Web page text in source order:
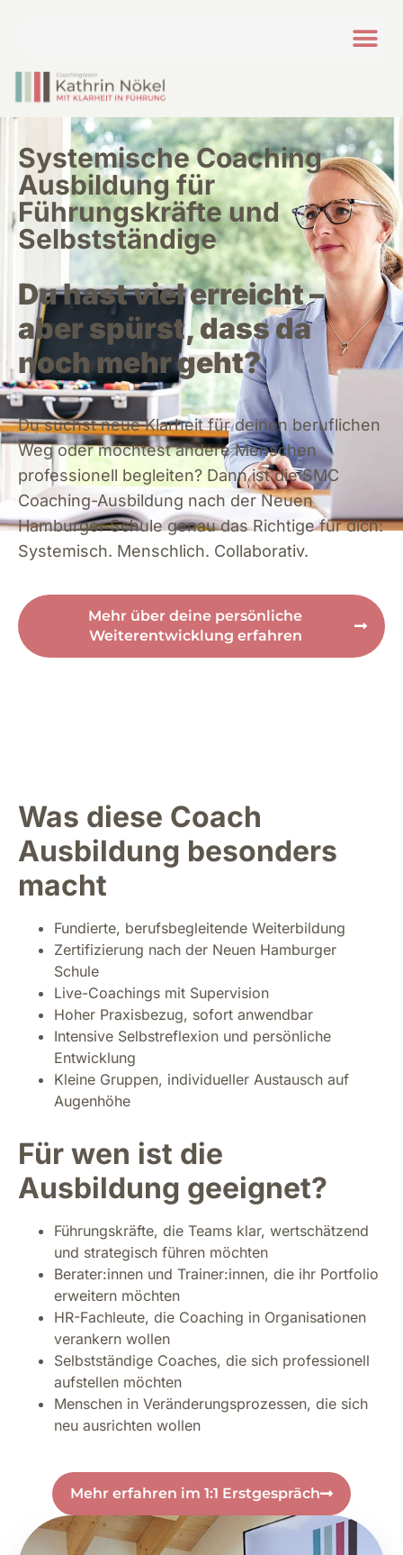
Systemische Coaching
Ausbildung für
Führungskräfte und
Selbstständige
Du hast viel erreicht –
aber spürst, dass da
noch mehr geht?
Du suchst neue Klarheit für deinen beruflichen
Weg oder möchtest andere Menschen
professionell begleiten? Dann ist die SMC
Coaching-Ausbildung nach der Neuen
Hamburger Schule genau das Richtige für dich:
Systemisch. Menschlich. Collaborativ.
Mehr über deine persönliche
Weiterentwicklung erfahren
Was diese Coach
Ausbildung besonders
macht
Fundierte, berufsbegleitende Weiterbildung
Zertifizierung nach der Neuen Hamburger
Schule
Live-Coachings mit Supervision
Hoher Praxisbezug, sofort anwendbar
Intensive Selbstreflexion und persönliche
Entwicklung
Kleine Gruppen, individueller Austausch auf
Augenhöhe
Für wen ist die
Ausbildung geeignet?
Führungskräfte, die Teams klar, wertschätzend
und strategisch führen möchten
Berater:innen und Trainer:innen, die ihr Portfolio
erweitern möchten
HR-Fachleute, die Coaching in Organisationen
verankern wollen
Selbstständige Coaches, die sich professionell
aufstellen möchten
Menschen in Veränderungsprozessen, die sich
neu ausrichten wollen
Mehr erfahren im 1:1 Erstgespräch